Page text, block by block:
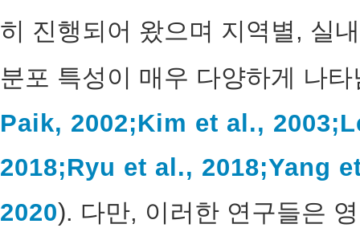
히 진행되어 왔으며 지역별, 실
분포 특성이 매우 다양하게 나
Paik, 2002;Kim et al., 2003;
2018;Ryu et al., 2018;Yang
2020). 다만, 이러한 연구들은